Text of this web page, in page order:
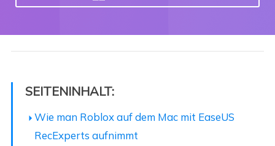
SEITENINHALT:
Wie man Roblox auf dem Mac mit EaseUS
RecExperts aufnimmt